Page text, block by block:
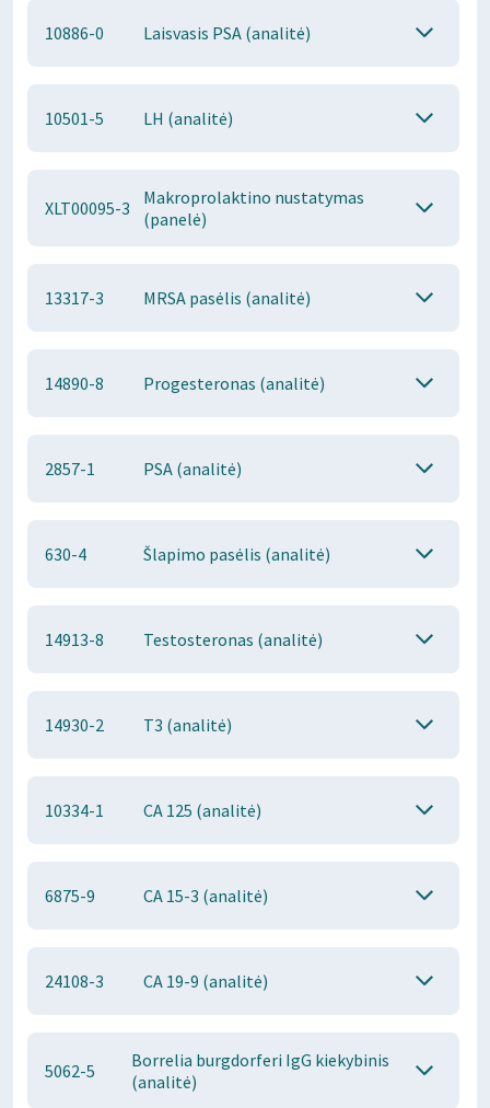
10886-0 Laisvasis PSA (analitė)
10501-5 LH (analitė)
XLT00095-3
Makroprolaktino nustatymas
(panelė)
13317-3 MRSA pasėlis (analitė)
14890-8 Progesteronas (analitė)
2857-1 PSA (analitė)
630-4 Šlapimo pasėlis (analitė)
14913-8 Testosteronas (analitė)
14930-2 T3 (analitė)
10334-1 CA 125 (analitė)
6875-9 CA 15-3 (analitė)
24108-3 CA 19-9 (analitė)
5062-5
Borrelia burgdorferi IgG kiekybinis
(analitė)